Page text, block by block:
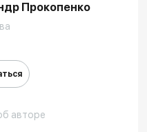
Прокопенко
авторе